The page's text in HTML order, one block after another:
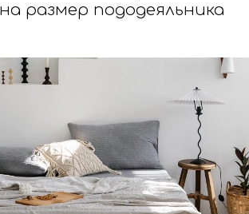
размер пододеяльника